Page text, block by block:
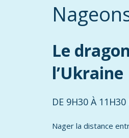
Le
DE 9H30 À
Nager la distance